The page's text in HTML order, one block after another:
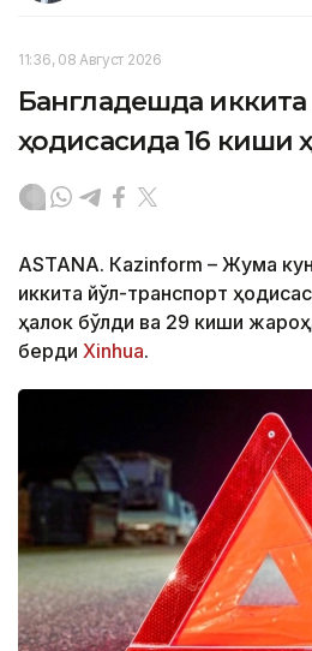
11:36, 08 Август 2026
Бангладешда
ҳодисасида 16 киши
ASTANА. Кazinform – Жума
иккита йўл-транспорт
ҳалок бўлди ва 29 киши
берди Xinhua.